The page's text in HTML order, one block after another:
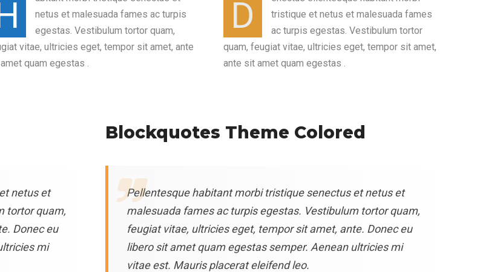
netus et malesuada fames ac turpis
egestas. Vestibulum tortor quam,
vitae, ultricies eget, tempor sit amet, ante
quam egestas .
D
tristique et netus et malesuada fames
ac turpis egestas. Vestibulum tortor
quam, feugiat vitae, ultricies eget, tempor sit amet,
ante sit amet quam egestas .
netus et
tortor quam,
Donec eu
mi
Blockquotes Theme Colored
Pellentesque habitant morbi tristique senectus et netus et
malesuada fames ac turpis egestas. Vestibulum tortor quam,
feugiat vitae, ultricies eget, tempor sit amet, ante. Donec eu
libero sit amet quam egestas semper. Aenean ultricies mi
vitae est. Mauris placerat eleifend leo.